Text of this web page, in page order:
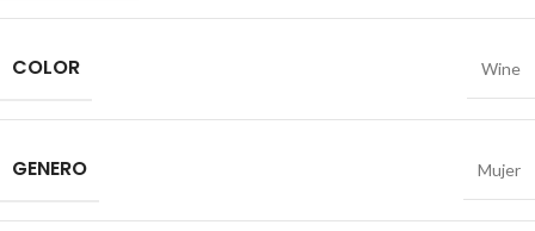
COLOR Wine
GENERO Mujer